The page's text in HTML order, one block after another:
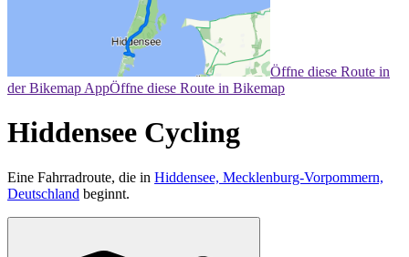
Öffne diese Route in
der Bikemap AppÖffne diese Route in Bikemap
Hiddensee Cycling
Eine Fahrradroute, die in Hiddensee, Mecklenburg-Vorpommern,
Deutschland beginnt.